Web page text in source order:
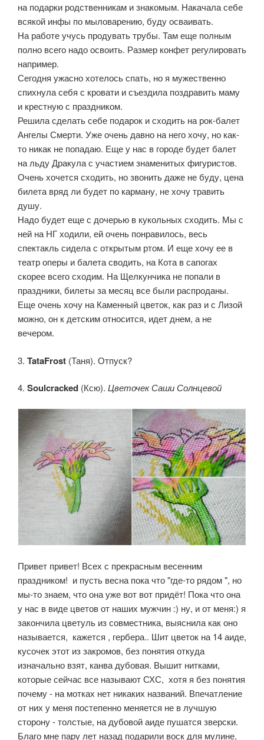
на подарки родственникам и знакомым. Накачала себе
всякой инфы по мыловарению, буду осваивать.
На работе учусь продувать трубы. Там еще полным
полно всего надо освоить. Размер конфет регулировать
например.
Сегодня ужасно хотелось спать, но я мужественно
спихнула себя с кровати и съездила поздравить маму
и крестную с праздником.
Решила сделать себе подарок и сходить на рок-балет
Ангелы Смерти. Уже очень давно на него хочу, но как-
то никак не попадаю. Еще у нас в городе будет балет
на льду Дракула с участием знаменитых фигуристов.
Очень хочется сходить, но звонить даже не буду, цена
билета вряд ли будет по карману, не хочу травить
душу.
Надо будет еще с дочерью в кукольных сходить. Мы с
ней на НГ ходили, ей очень понравилось, весь
спектакль сидела с открытым ртом. И еще хочу ее в
театр оперы и балета сводить, на Кота в сапогах
скорее всего сходим. На Щелкунчика не попали в
праздники, билеты за месяц все были распроданы.
Еще очень хочу на Каменный цветок, как раз и с Лизой
можно, он к детским относится, идет днем, а не
вечером.
3. TataFrost (Таня). Отпуск?
4. Soulcracked (Ксю). Цветочек Саши Солнцевой
Привет привет! Всех с прекрасным весенним
праздником! и пусть весна пока что "где-то рядом ", но
мы-то знаем, что она уже вот вот придёт! Пока что она
у нас в виде цветов от наших мужчин :) ну, и от меня:) я
закончила цветуль из совместника, выяснила как оно
называется, кажется , гербера.. Шит цветок на 14 аиде,
кусочек этот из закромов, без понятия откуда
изначально взят, канва дубовая. Вышит нитками,
которые сейчас все называют СХС, хотя я без понятия
почему - на мотках нет никаких названий. Впечатление
от них у меня постепенно меняется не в лучшую
сторону - толстые, на дубовой аиде пушатся зверски.
Благо мне пару лет назад подарили воск для мулине,